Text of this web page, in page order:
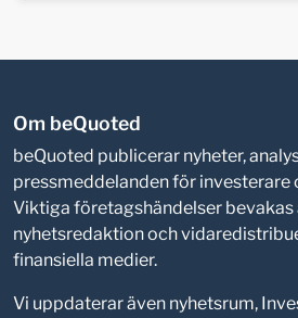
Om beQuoted
beQuoted publicerar nyheter,
pressmeddelanden för investerare
Viktiga företagshändelser bevakas
nyhetsredaktion och
finansiella medier.
Vi uppdaterar även nyhetsrum,